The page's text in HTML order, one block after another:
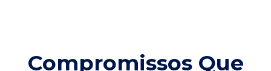
Compromissos Que